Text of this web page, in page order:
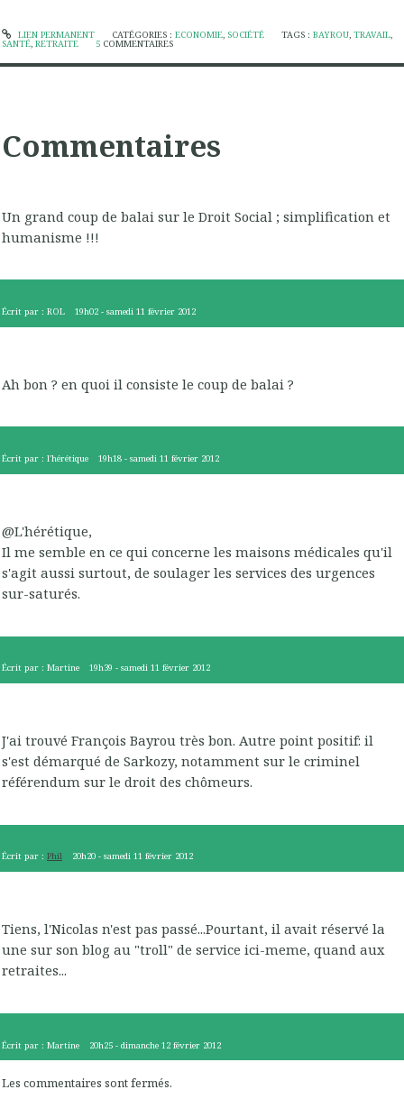
LIEN PERMANENT CATÉGORIES : ECONOMIE, SOCIÉTÉ TAGS :BAYROU,TRAVAIL,
SANTÉ, RETRAITE 5 COMMENTAIRES
Commentaires
Un grand coup de balai sur le Droit Social ; simplification et
humanisme !!!
Écrit par : ROL 19h02 -samedi 11 février 2012
Ah bon ? en quoi il consiste le coup de balai ?
Écrit par : l'hérétique 19h18 -samedi 11 février 2012
@L'hérétique,
Il me semble en ce qui concerne les maisons médicales qu'il
s'agit aussi surtout, de soulager les services des urgences
sur-saturés.
Écrit par : Martine 19h39 -samedi 11 février 2012
J'ai trouvé François Bayrou très bon. Autre point positif: il
s'est démarqué de Sarkozy, notamment sur le criminel
référendum sur le droit des chômeurs.
Écrit par : Phil 20h20 -samedi 11 février 2012
Tiens, l'Nicolas n'est pas passé...Pourtant, il avait réservé la
une sur son blog au "troll" de service ici-meme, quand aux
retraites...
Écrit par : Martine 20h25 -dimanche 12 février 2012
Les commentaires sont fermés.